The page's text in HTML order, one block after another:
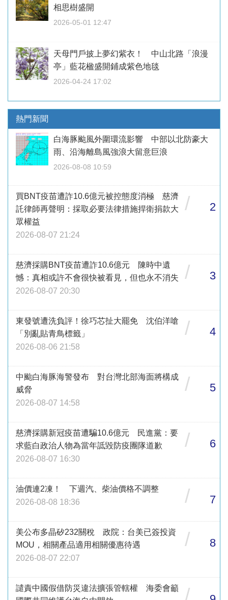
相思樹盛開
2026-05-01 12:47
天母門戶披上夢幻紫衣！ 中山北路「浪漫
亭」藍花楹盛開鋪成紫色地毯
2026-04-24 17:02
熱門新聞
白海豚颱風外圍環流影響 中部以北防豪大
雨、沿海離島風強浪大留意巨浪
2026-08-08 10:59
買BNT疫苗遭詐10.6億元被控態度消極 慈濟
託律師再聲明：採取必要法律措施捍衛捐款大
眾權益
2026-08-07 21:24
/ 2
慈濟採購BNT疫苗遭詐10.6億元 陳時中遺
憾：真相或許不會很快被看見，但也永不消失
2026-08-07 20:30
/ 3
東發號遭洗負評！徐巧芯扯大罷免 沈伯洋嗆
「別亂貼青鳥標籤」
2026-08-06 21:58
/ 4
中颱白海豚海警發布 對台灣北部海面將構成
威脅
2026-08-07 14:58
/ 5
慈濟採購新冠疫苗遭騙10.6億元 民進黨：要
求藍白政治人物為當年詆毀防疫團隊道歉
2026-08-07 16:30
/ 6
油價連2凍！ 下週汽、柴油價格不調整
2026-08-08 18:36
/ 7
美公布多晶矽232關稅 政院：台美已簽投資
MOU，相關產品適用相關優惠待遇
2026-08-07 22:07
/ 8
譴責中國假借防災違法擴張管轄權 海委會籲
/